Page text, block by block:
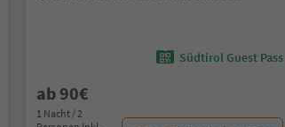
Südtirol Guest Pass
ab 90€
1 Nacht / 2